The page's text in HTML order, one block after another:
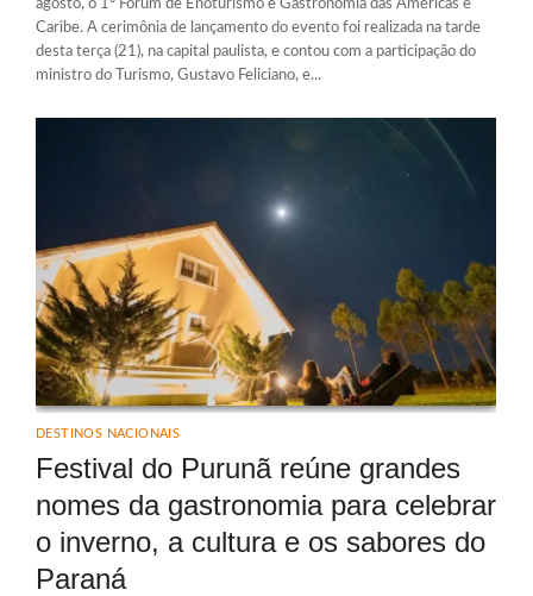
agosto, o 1º Fórum de Enoturismo e Gastronomia das Américas e
Caribe. A cerimônia de lançamento do evento foi realizada na tarde
desta terça (21), na capital paulista, e contou com a participação do
ministro do Turismo, Gustavo Feliciano, e...
DESTINOS NACIONAIS
Festival do Purunã reúne grandes
nomes da gastronomia para celebrar
o inverno, a cultura e os sabores do
Paraná